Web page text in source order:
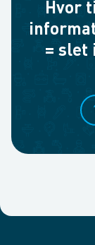
Hvor
= slet
1